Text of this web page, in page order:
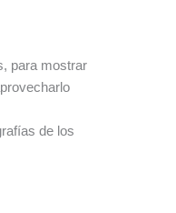
para mostrar
de los